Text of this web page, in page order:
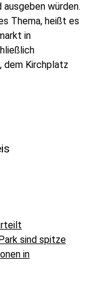
würden.
Thema, heißt es
in
dem Kirchplatz
sind spitze
in